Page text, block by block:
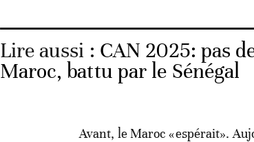
Lire aussi : CAN 2025: pas
Maroc, battu par le Sénégal
Avant, le Maroc «espérait».